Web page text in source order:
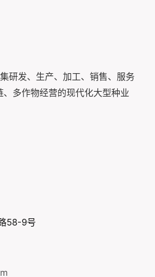
研发、生产、加工、销售、服务
多作物经营的现代化大型种业
58-9号